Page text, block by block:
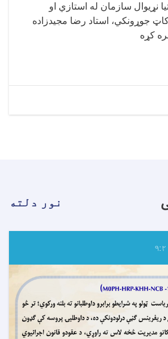
نړيوال سازمان له استازي او
جوړونکي، استاد رضا مجيدزاده
کړه
نور دلته